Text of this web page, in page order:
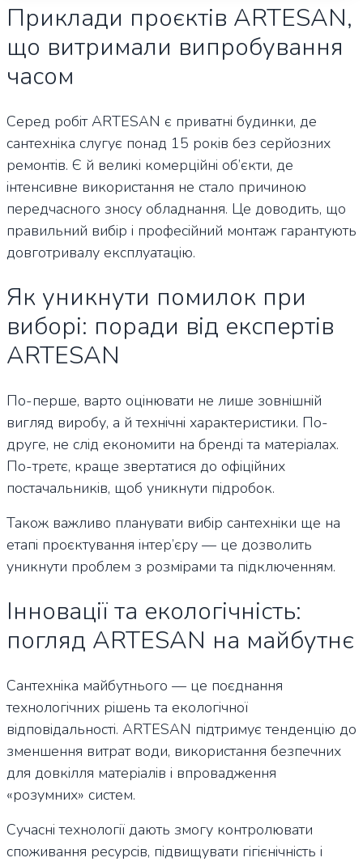
Приклади проєктів ARTESAN,
що витримали випробування
часом
Серед робіт ARTESAN є приватні будинки, де
сантехніка слугує понад 15 років без серйозних
ремонтів. Є й великі комерційні об’єкти, де
інтенсивне використання не стало причиною
передчасного зносу обладнання. Це доводить, що
правильний вибір і професійний монтаж гарантують
довготривалу експлуатацію.
Як уникнути помилок при
виборі: поради від експертів
ARTESAN
По-перше, варто оцінювати не лише зовнішній
вигляд виробу, а й технічні характеристики. По-
друге, не слід економити на бренді та матеріалах.
По-третє, краще звертатися до офіційних
постачальників, щоб уникнути підробок.
Також важливо планувати вибір сантехніки ще на
етапі проєктування інтер’єру — це дозволить
уникнути проблем з розмірами та підключенням.
Інновації та екологічність:
погляд ARTESAN на майбутнє
Сантехніка майбутнього — це поєднання
технологічних рішень та екологічної
відповідальності. ARTESAN підтримує тенденцію до
зменшення витрат води, використання безпечних
для довкілля матеріалів і впровадження
«розумних» систем.
Сучасні технології дають змогу контролювати
споживання ресурсів, підвищувати гігієнічність і